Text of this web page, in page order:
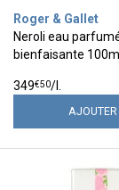
Roger & Gallet
Neroli eau
bienfaisante 100ml
349€50/
AJOUTER